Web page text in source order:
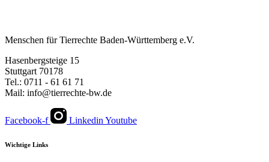
Menschen für Tierrechte Baden-Württemberg e.V.
Hasenbergsteige 15
Stuttgart 70178
Tel.: 0711 - 61 61 71
Mail: info@tierrechte-bw.de
Facebook-f Linkedin Youtube
Wichtige Links